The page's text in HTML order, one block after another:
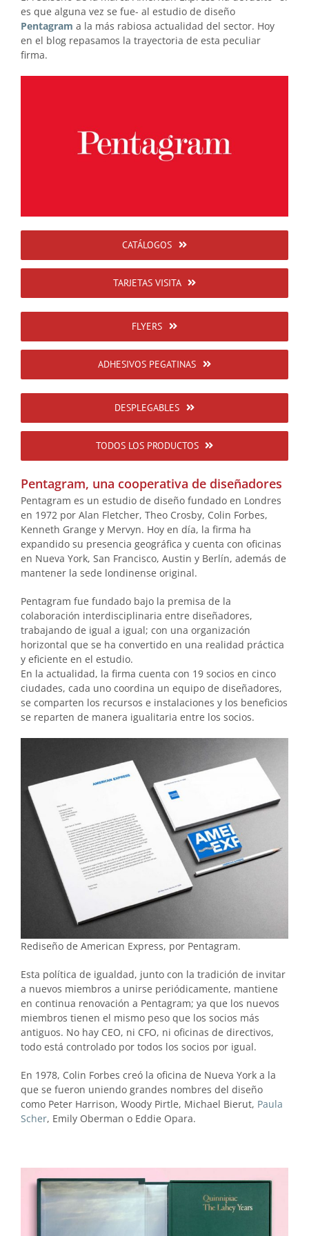
es que alguna vez se fue- al estudio de diseño
Pentagram a la más rabiosa actualidad del sector. Hoy
en el blog repasamos la trayectoria de esta peculiar
firma.
CATÁLOGOS
TARJETAS VISITA
FLYERS
ADHESIVOS PEGATINAS
DESPLEGABLES
TODOS LOS PRODUCTOS
Pentagram, una cooperativa de diseñadores
Pentagram es un estudio de diseño fundado en Londres
en 1972 por Alan Fletcher, Theo Crosby, Colin Forbes,
Kenneth Grange y Mervyn. Hoy en día, la firma ha
expandido su presencia geográfica y cuenta con oficinas
en Nueva York, San Francisco, Austin y Berlín, además de
mantener la sede londinense original.
Pentagram fue fundado bajo la premisa de la
colaboración interdisciplinaria entre diseñadores,
trabajando de igual a igual; con una organización
horizontal que se ha convertido en una realidad práctica
y eficiente en el estudio.
En la actualidad, la firma cuenta con 19 socios en cinco
ciudades, cada uno coordina un equipo de diseñadores,
se comparten los recursos e instalaciones y los beneficios
se reparten de manera igualitaria entre los socios.
Rediseño de American Express, por Pentagram.
Esta política de igualdad, junto con la tradición de invitar
a nuevos miembros a unirse periódicamente, mantiene
en continua renovación a Pentagram; ya que los nuevos
miembros tienen el mismo peso que los socios más
antiguos. No hay CEO, ni CFO, ni oficinas de directivos,
todo está controlado por todos los socios por igual.
En 1978, Colin Forbes creó la oficina de Nueva York a la
que se fueron uniendo grandes nombres del diseño
como Peter Harrison, Woody Pirtle, Michael Bierut, Paula
Scher, Emily Oberman o Eddie Opara.